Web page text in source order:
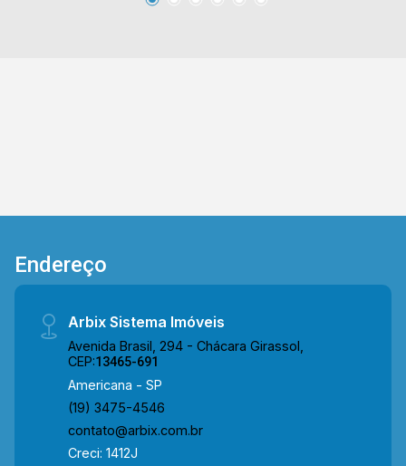
Endereço
Arbix Sistema Imóveis
Avenida Brasil, 294 - Chácara Girassol,
CEP:13465-691
Americana - SP
(19) 3475-4546
contato@arbix.com.br
Creci: 1412J